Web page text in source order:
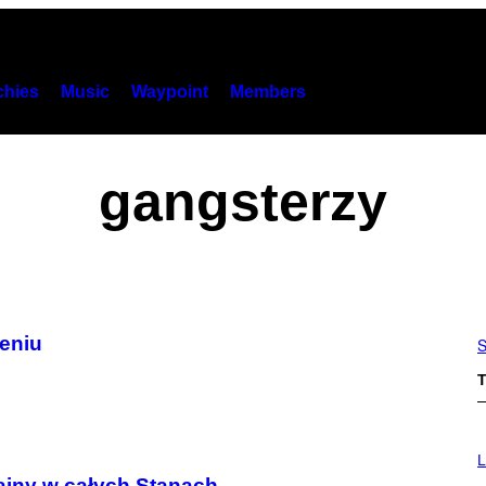
Music Waypoint Members
gangsterzy